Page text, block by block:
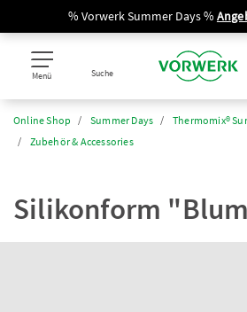
% Vorwerk Summer Days %
Menü Suche
Online Shop Summer Days
Thermomix®
Zubehör & Accessories
Silikonform